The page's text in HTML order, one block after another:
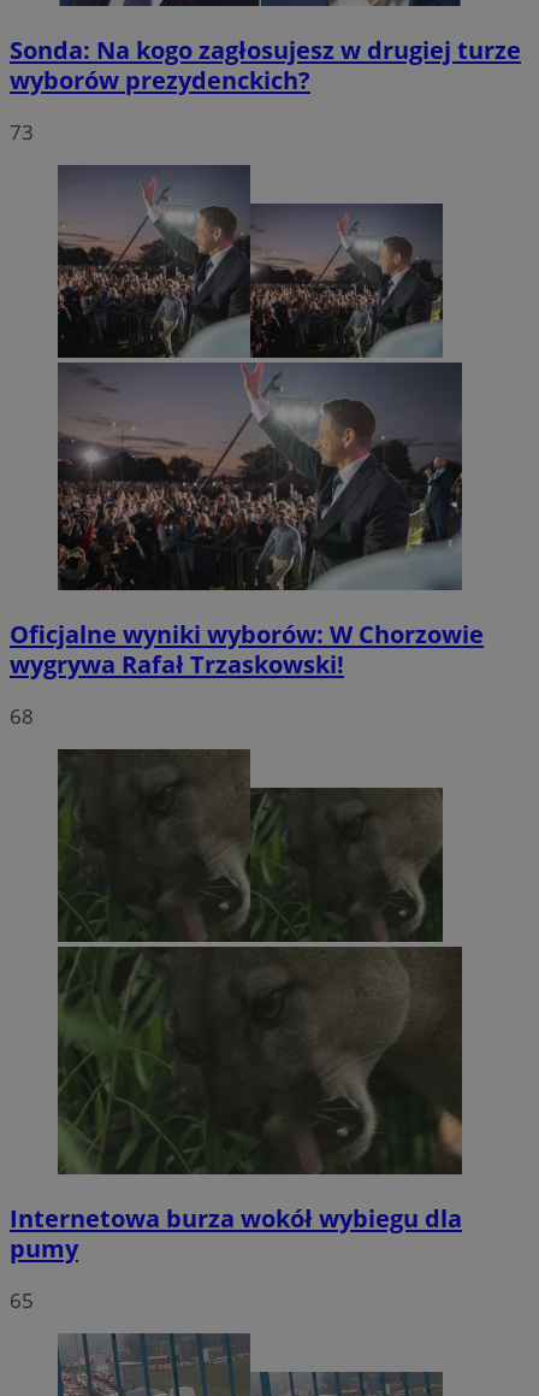
Sonda: Na kogo zagłosujesz w drugiej turze
wyborów prezydenckich?
73
Oficjalne wyniki wyborów: W Chorzowie
wygrywa Rafał Trzaskowski!
68
Internetowa burza wokół wybiegu dla
pumy
65